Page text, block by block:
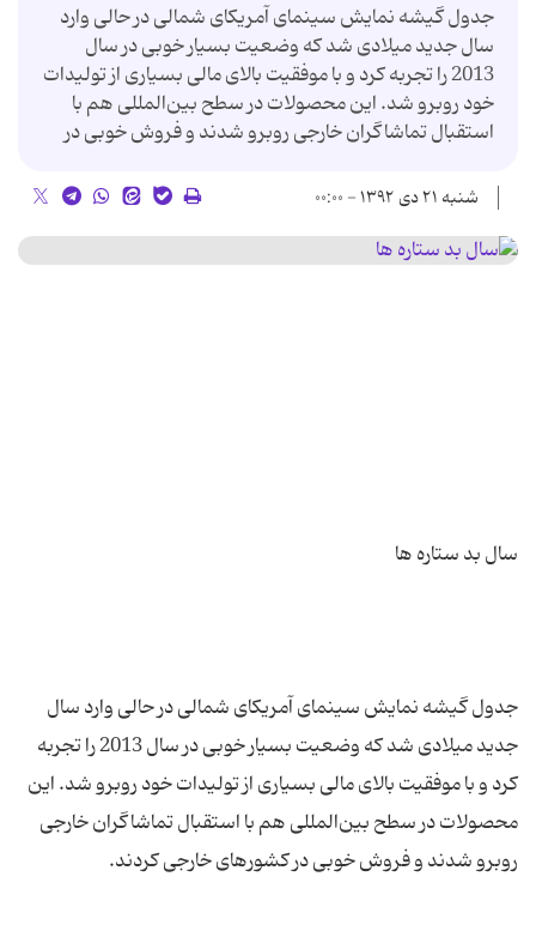
جدول گیشه نمایش سینمای آمریکای شمالی در حالی وارد
سال جدید میلادی شد که وضعیت بسیار خوبی در سال
2013 را تجربه کرد و با موفقیت بالای مالی بسیاری از تولیدات
خود روبرو شد. این محصولات در سطح بین‌المللی هم با
استقبال تماشاگران خارجی روبرو شدند و فروش خوبی در
شنبه ۲۱ دی ۱۳۹۲ - ۰۰:۰۰